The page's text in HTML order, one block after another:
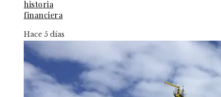
historia
financiera
Hace 5 días